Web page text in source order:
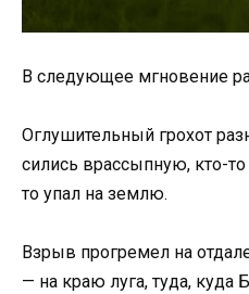
В следующее мгновение
Оглушительный грохот
сились врассыпную, кто-то
то упал на землю.
Взрыв прогремел на
— на краю луга, туда, куда